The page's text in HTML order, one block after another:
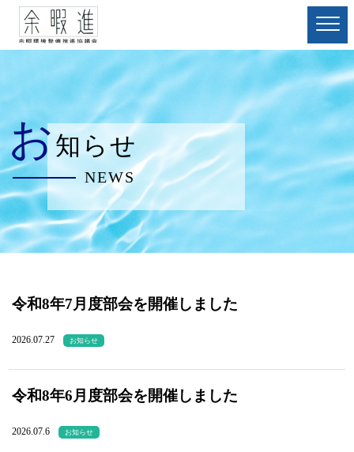
お知らせ
NEWS
令和8年7月度部会を開催しました
2026.07.27 お知らせ
令和8年6月度部会を開催しました
2026.07.6 お知らせ